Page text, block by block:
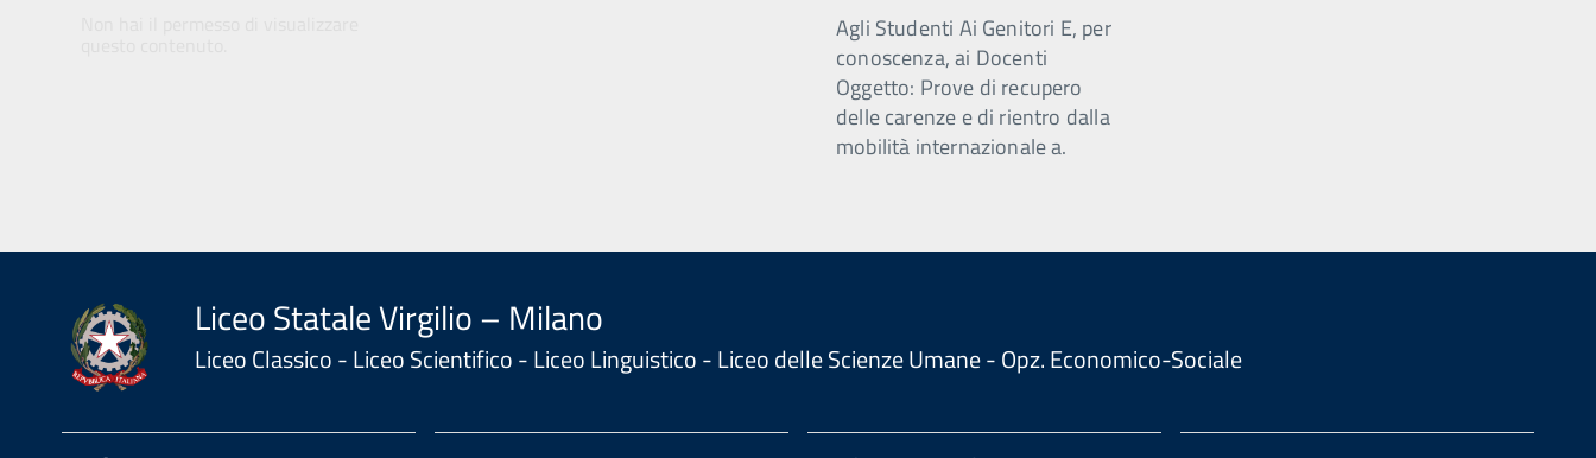
Agli Studenti Ai Genitori E, per
conoscenza, ai Docenti
Oggetto: Prove di recupero
delle carenze e di rientro dalla
mobilità internazionale a.
Liceo Statale Virgilio – Milano
Liceo Classico - Liceo Scientifico - Liceo Linguistico - Liceo delle Scienze Umane - Opz. Economico-Sociale